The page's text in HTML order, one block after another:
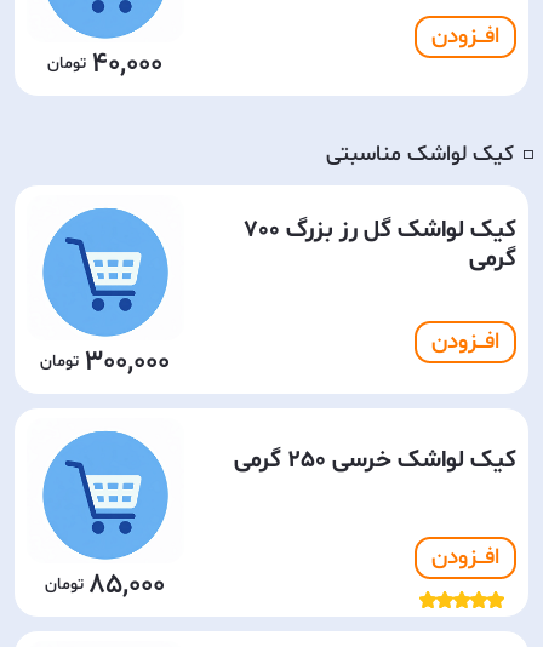
افـــزودن
40,000
◽️ کیک لواشک مناسبتی
کیک لواشک گل رز بزرگ 700
گرمی
افـــزودن 300,000
کیک لواشک خرسی 250 گرمی
افـــزودن
85,000